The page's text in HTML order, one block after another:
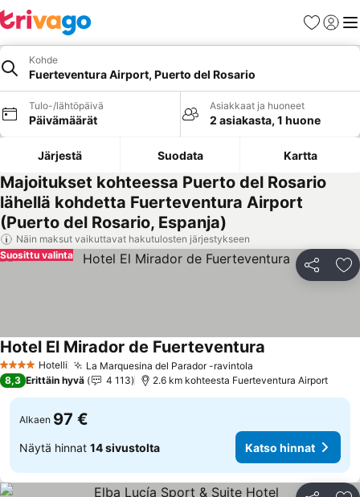
Suosikit
Kohde
Fuerteventura Airport, Puerto del Rosario
Tulo-/lähtöpäivä
Päivämäärät
Asiakkaat ja huoneet
2 asiakasta, 1 huone
Järjestä Suodata Kartta
Majoitukset kohteessa Puerto del Rosario
lähellä kohdetta Fuerteventura Airport
(Puerto del Rosario, Espanja)
Näin maksut vaikuttavat hakutulosten järjestykseen
Jaa
Suosittu valinta
4 Tähtiluokitus
Hotelli La Marquesina del Parador -ravintola
Hotel El Mirador de Fuerteventura
8,3 Erittäin hyvä 4 113 2.6 km kohteesta Fuerteventura Airport
Alkaen 97 €
Näytä hinnat 14 sivustolta Katso hinnat